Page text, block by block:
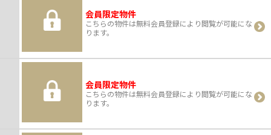
会員限定物件
こちらの物件は無料会員登録により閲覧が可能にな
ります。
会員限定物件
こちらの物件は無料会員登録により閲覧が可能にな
ります。